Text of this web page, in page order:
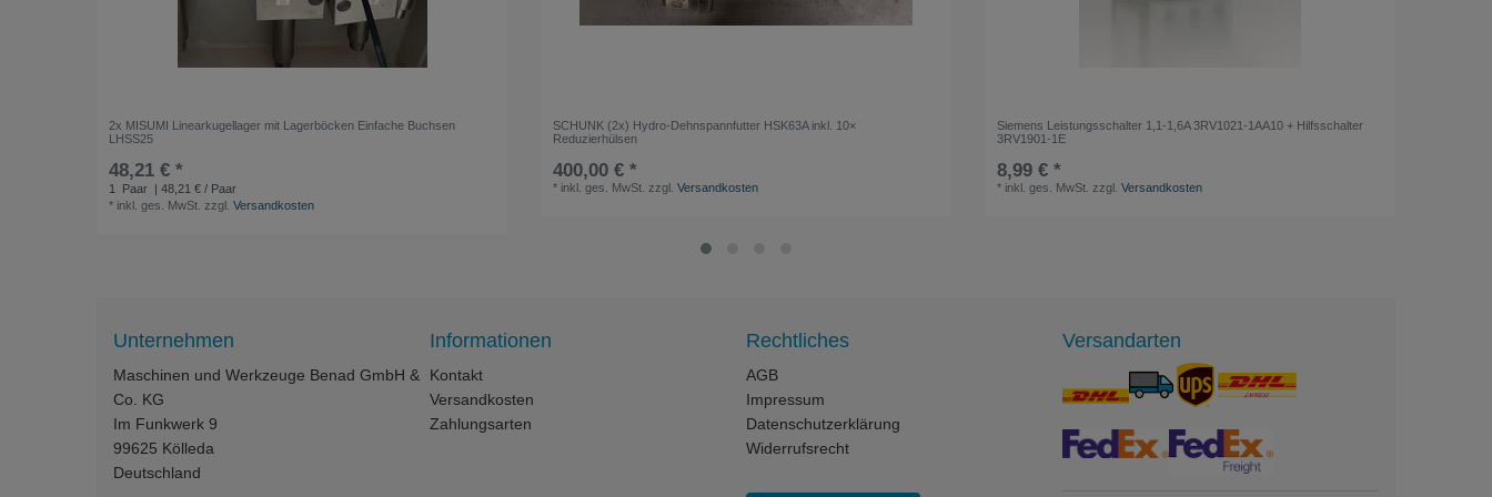
2x MISUMI Linearkugellager mit Lagerböcken Einfache Buchsen
LHSS25
48,21 € *
1 Paar | 48,21 € / Paar
* inkl. ges. MwSt. zzgl.Versandkosten
SCHUNK (2x) Hydro-Dehnspannfutter HSK63A inkl. 10×
Reduzierhülsen
400,00 € *
* inkl. ges. MwSt. zzgl.Versandkosten
Siemens Leistungsschalter 1,1-1,6A 3RV1021-1AA10 + Hilfsschalter
3RV1901-1E
8,99 € *
* inkl. ges. MwSt. zzgl.Versandkosten
Unternehmen
Maschinen und Werkzeuge Benad GmbH &
Co. KG
Im Funkwerk 9
99625 Kölleda
Deutschland
Informationen
Kontakt
Versandkosten
Zahlungsarten
Rechtliches
AGB
Impressum
Datenschutzerklärung
Widerrufsrecht
Versandarten